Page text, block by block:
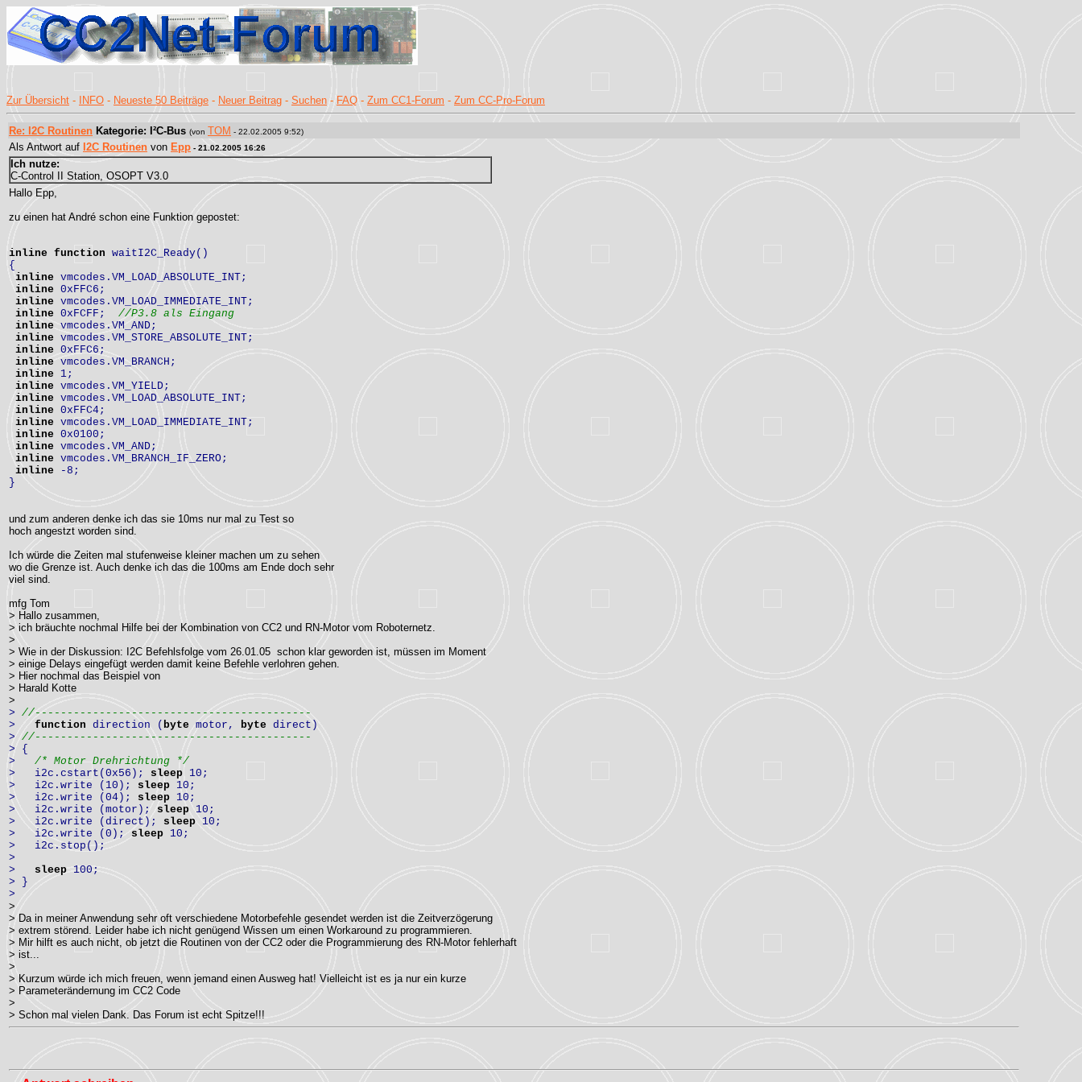
Zur Übersicht - INFO - Neueste 50 Beiträge - Neuer Beitrag - Suchen - FAQ - Zum CC1-Forum - Zum CC-Pro-Forum
Re: I2C Routinen Kategorie: I²C-Bus (von TOM - 22.02.2005 9:52)
Als Antwort auf I2C Routinen von Epp - 21.02.2005 16:26
Ich nutze:
C-Control II Station, OSOPT V3.0
Hallo Epp,
zu einen hat André schon eine Funktion gepostet:
inline function waitI2C_Ready()
{
inline vmcodes.VM_LOAD_ABSOLUTE_INT;
inline 0xFFC6;
inline vmcodes.VM_LOAD_IMMEDIATE_INT;
inline 0xFCFF; //P3.8 als Eingang
inline vmcodes.VM_AND;
inline vmcodes.VM_STORE_ABSOLUTE_INT;
inline 0xFFC6;
inline vmcodes.VM_BRANCH;
inline 1;
inline vmcodes.VM_YIELD;
inline vmcodes.VM_LOAD_ABSOLUTE_INT;
inline 0xFFC4;
inline vmcodes.VM_LOAD_IMMEDIATE_INT;
inline 0x0100;
inline vmcodes.VM_AND;
inline vmcodes.VM_BRANCH_IF_ZERO;
inline -8;
}
und zum anderen denke ich das sie 10ms nur mal zu Test so
hoch angestzt worden sind.
Ich würde die Zeiten mal stufenweise kleiner machen um zu sehen
wo die Grenze ist. Auch denke ich das die 100ms am Ende doch sehr
viel sind.
mfg Tom
> Hallo zusammen,
> ich bräuchte nochmal Hilfe bei der Kombination von CC2 und RN-Motor vom Roboternetz.
>
> Wie in der Diskussion: I2C Befehlsfolge vom 26.01.05 schon klar geworden ist, müssen im Moment
> einige Delays eingefügt werden damit keine Befehle verlohren gehen.
> Hier nochmal das Beispiel von
> Harald Kotte
>
> //-------------------------------------------
> function direction ( byte motor, byte direct)
> //-------------------------------------------
> {
> /* Motor Drehrichtung */
> i2c.cstart(0x56); sleep 10;
> i2c.write (10); sleep 10;
> i2c.write (04); sleep 10;
> i2c.write (motor); sleep 10;
> i2c.write (direct); sleep 10;
> i2c.write (0); sleep 10;
> i2c.stop();
>
> sleep 100;
> }
>
>
> Da in meiner Anwendung sehr oft verschiedene Motorbefehle gesendet werden ist die Zeitverzögerung
> extrem störend. Leider habe ich nicht genügend Wissen um einen Workaround zu programmieren.
> Mir hilft es auch nicht, ob jetzt die Routinen von der CC2 oder die Programmierung des RN-Motor fehlerhaft
> ist...
>
> Kurzum würde ich mich freuen, wenn jemand einen Ausweg hat! Vielleicht ist es ja nur ein kurze
> Parameterändernung im CC2 Code
>
> Schon mal vielen Dank. Das Forum ist echt Spitze!!!